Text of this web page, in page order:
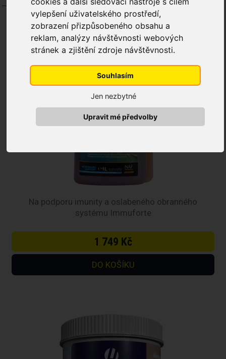
vylepšení uživatelského prostředí,
zobrazení přizpůsobeného obsahu a
reklam, analýzy návštěvnosti webových
stránek a zjištění zdroje návštěvnosti.
Souhlasím
Jen nezbytné
Upravit mé předvolby
Na podporu imunity a oslabeného obranného
systému Immuforte
1 749 Kč